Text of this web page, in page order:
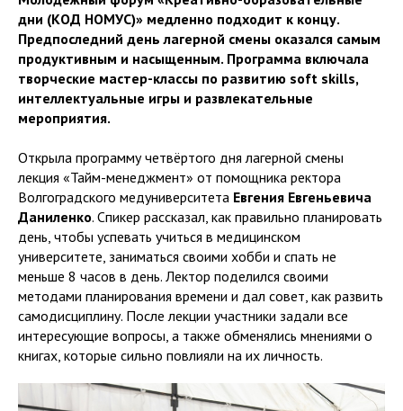
дни (КОД НОМУС)» медленно подходит к концу.
Предпоследний день лагерной смены оказался самым
продуктивным и насыщенным. Программа включала
творческие мастер-классы по развитию soft skills,
интеллектуальные игры и развлекательные
мероприятия.
Открыла программу четвёртого дня лагерной смены
лекция «Тайм-менеджмент» от помощника ректора
Волгоградского медуниверситета Евгения Евгеньевича
Даниленко. Спикер рассказал, как правильно планировать
день, чтобы успевать учиться в медицинском
университете, заниматься своими хобби и спать не
меньше 8 часов в день. Лектор поделился своими
методами планирования времени и дал совет, как развить
самодисциплину. После лекции участники задали все
интересующие вопросы, а также обменялись мнениями о
книгах, которые сильно повлияли на их личность.